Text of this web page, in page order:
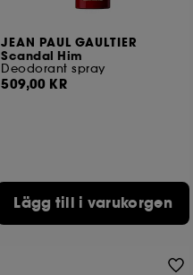
JEAN PAUL GAULTIER
Scandal Him
Deodorant spray
509,00 KR
Lägg till i varukorgen